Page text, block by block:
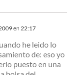
en 22:17
he leido lo
de: eso yo
puesto en una